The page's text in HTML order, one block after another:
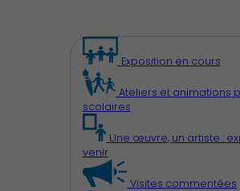
Exposition en cours
Ateliers et animations
scolaires
Une œuvre, un artiste :
venir
Visites commentées